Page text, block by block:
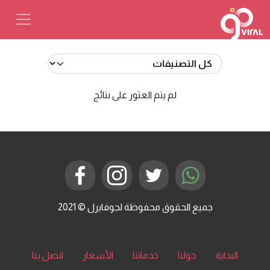
لم يتم العثور على نتائج
جميع الحقوق محفوظة لجوفايرل © 2021
البداية حولنا خدماتنا الأسعار اتصل بنا